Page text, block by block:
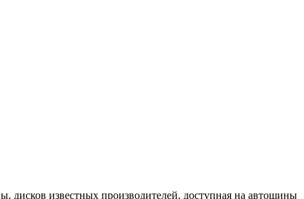
известных производителей, доступная на автошины